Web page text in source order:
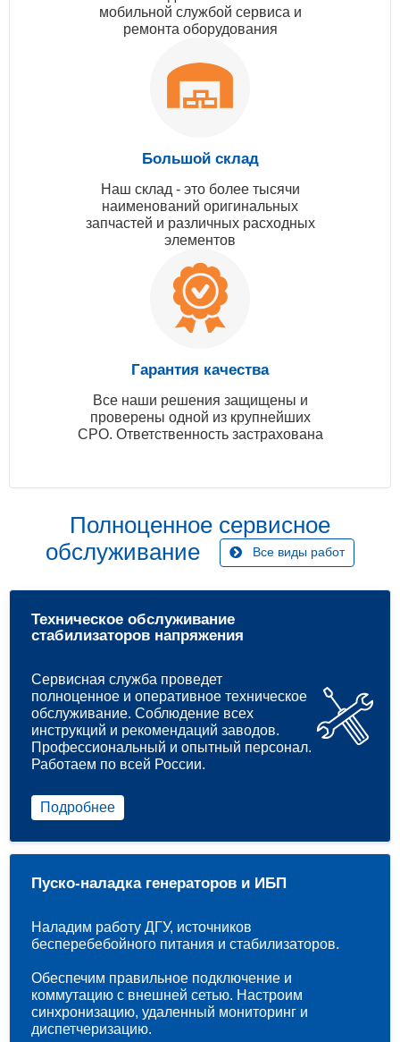
мобильной службой сервиса и
ремонта оборудования
Большой склад
Наш склад - это более тысячи
наименований оригинальных
запчастей и различных расходных
элементов
Гарантия качества
Все наши решения защищены и
проверены одной из крупнейших
СРО. Ответственность застрахована
Полноценное сервисное
обслуживание
Все виды работ
Техническое обслуживание
стабилизаторов напряжения
Сервисная служба проведет
полноценное и оперативное техническое
обслуживание. Соблюдение всех
инструкций и рекомендаций заводов.
Профессиональный и опытный персонал.
Работаем по всей России.
Подробнее
Пуско-наладка генераторов и ИБП
Наладим работу ДГУ, источников
бесперебебойного питания и стабилизаторов.
Обеспечим правильное подключение и
коммутацию с внешней сетью. Настроим
синхронизацию, удаленный мониторинг и
диспетчеризацию.